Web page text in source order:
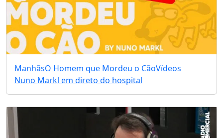
ManhãsO Homem que Mordeu o CãoVídeos
Nuno Markl em direto do hospital